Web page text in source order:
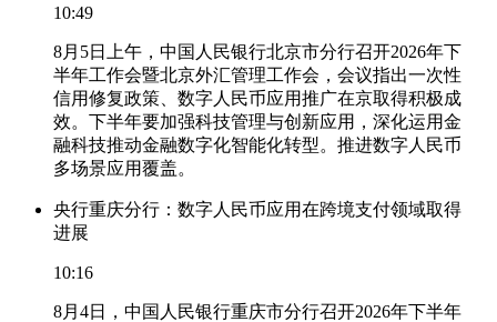
10:49
8月5日上午，中国人民银行北京市分行召开2026年下
半年工作会暨北京外汇管理工作会，会议指出一次性
信用修复政策、数字人民币应用推广在京取得积极成
效。下半年要加强科技管理与创新应用，深化运用金
融科技推动金融数字化智能化转型。推进数字人民币
多场景应用覆盖。
央行重庆分行：数字人民币应用在跨境支付领域取得
进展
10:16
8月4日，中国人民银行重庆市分行召开2026年下半年